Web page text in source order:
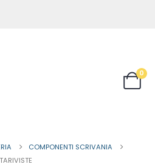
0
COMPONENTI SCRIVANIA